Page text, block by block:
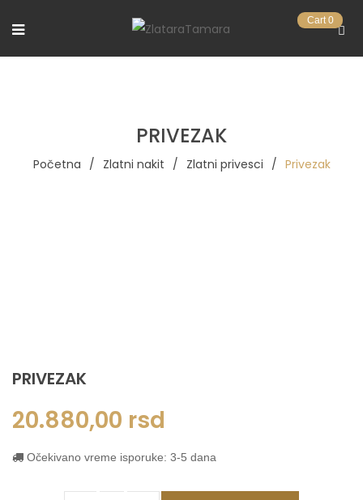
Cart 0
PRIVEZAK
Početna / Zlatni nakit / Zlatni privesci / Privezak
PRIVEZAK
20.880,00 rsd
Očekivano vreme isporuke: 3-5 dana